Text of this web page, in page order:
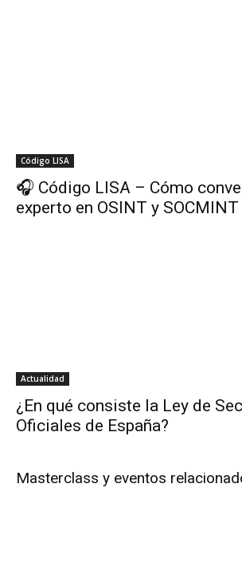
Código LISA
🎧 Código LISA – Cómo
experto en OSINT y SOCMINT
Actualidad
¿En qué consiste la Ley de
Oficiales de España?
Masterclass y eventos